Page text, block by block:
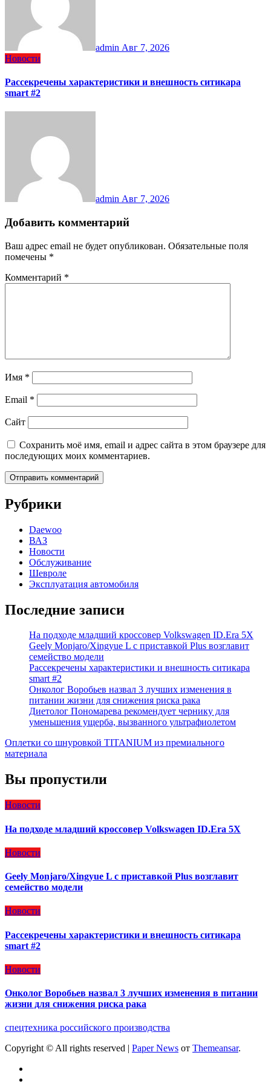
admin Авг 7, 2026
Новости
Рассекречены характеристики и внешность ситикара
smart #2
admin Авг 7, 2026
Добавить комментарий
Ваш адрес email не будет опубликован. Обязательные поля
помечены *
Комментарий *
Имя *
Email *
Сайт
Сохранить моё имя, email и адрес сайта в этом браузере для
последующих моих комментариев.
Рубрики
Daewoo
ВАЗ
Новости
Обслуживание
Шевроле
Эксплуатация автомобиля
Последние записи
На подходе младший кроссовер Volkswagen ID.Era 5X
Geely Monjaro/Xingyue L с приставкой Plus возглавит
семейство модели
Рассекречены характеристики и внешность ситикара
smart #2
Онколог Воробьев назвал 3 лучших изменения в
питании жизни для снижения риска рака
Диетолог Пономарева рекомендует чернику для
уменьшения ущерба, вызванного ультрафиолетом
Оплетки со шнуровкой TITANIUM из премиального
материала
Вы пропустили
Новости
На подходе младший кроссовер Volkswagen ID.Era 5X
Новости
Geely Monjaro/Xingyue L с приставкой Plus возглавит
семейство модели
Новости
Рассекречены характеристики и внешность ситикара
smart #2
Новости
Онколог Воробьев назвал 3 лучших изменения в питании
жизни для снижения риска рака
спецтехника российского производства
Copyright © All rights reserved | Paper News от Themeansar.